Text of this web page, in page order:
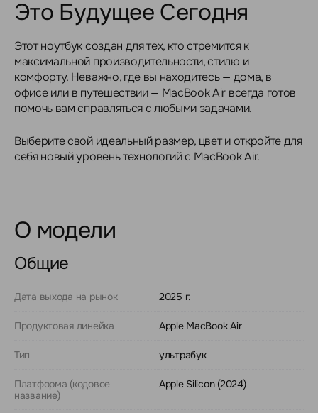
Это Будущее Сегодня
Этот ноутбук создан для тех, кто стремится к
максимальной производительности, стилю и
комфорту. Неважно, где вы находитесь — дома, в
офисе или в путешествии — MacBook Air всегда готов
помочь вам справляться с любыми задачами.
Выберите свой идеальный размер, цвет и откройте для
себя новый уровень технологий с MacBook Air.
О модели
Общие
Дата выхода на рынок 2025 г.
Продуктовая линейка Apple MacBook Air
Тип ультрабук
Платформа (кодовое
название)
Apple Silicon (2024)